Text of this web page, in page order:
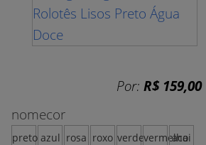
Por: R$ 159,00
nomecor
preto azul rosa roxo verdevermelho
acai